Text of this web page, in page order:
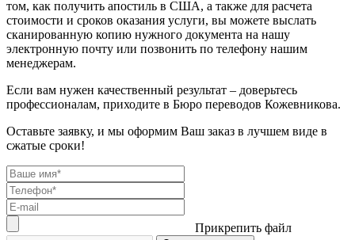
том, как получить апостиль в США, а также для расчета
стоимости и сроков оказания услуги, вы можете выслать
сканированную копию нужного документа на нашу
электронную почту или позвонить по телефону нашим
менеджерам.
Если вам нужен качественный результат – доверьтесь
профессионалам, приходите в Бюро переводов Кожевникова.
Оставьте заявку, и мы оформим Ваш заказ в лучшем виде в
сжатые сроки!
Прикрепить файл